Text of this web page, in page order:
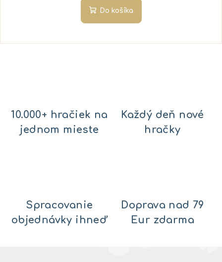
Do košíka
10.000+ hračiek na
jednom mieste
Každý deň nové
hračky
Spracovanie
objednávky ihneď
Doprava nad 79
Eur zdarma